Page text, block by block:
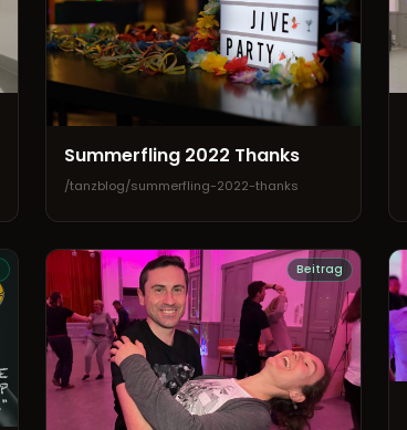
Summerfling 2022 Thanks
/tanzblog/summerfling-2022-thanks
Beitrag